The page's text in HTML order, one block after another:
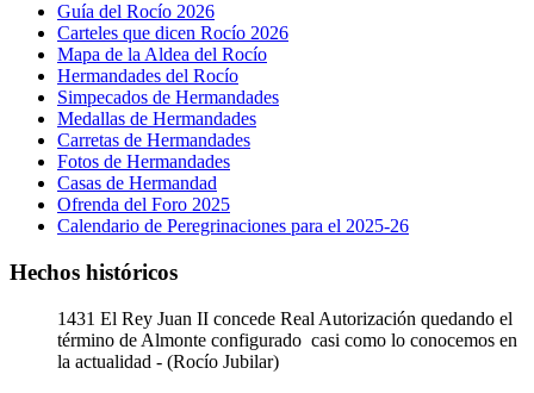
Guía del Rocío 2026
Carteles que dicen Rocío 2026
Mapa de la Aldea del Rocío
Hermandades del Rocío
Simpecados de Hermandades
Medallas de Hermandades
Carretas de Hermandades
Fotos de Hermandades
Casas de Hermandad
Ofrenda del Foro 2025
Calendario de Peregrinaciones para el 2025-26
Hechos históricos
1431 El Rey Juan II concede Real Autorización quedando el
término de Almonte configurado casi como lo conocemos en
la actualidad - (Rocío Jubilar)